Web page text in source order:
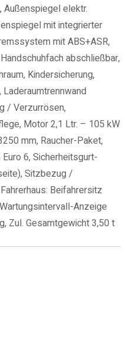
elektr.
mit integrierter
mit ABS+ASR,
abschließbar,
Kindersicherung,
/ Verzurrösen,
Motor 2,1 Ltr. – 105 kW
mm, Raucher-Paket,
6, Sicherheitsgurt-
Sitzbezug /
Beifahrersitz
Anzeige
Zul. Gesamtgewicht 3,50 t